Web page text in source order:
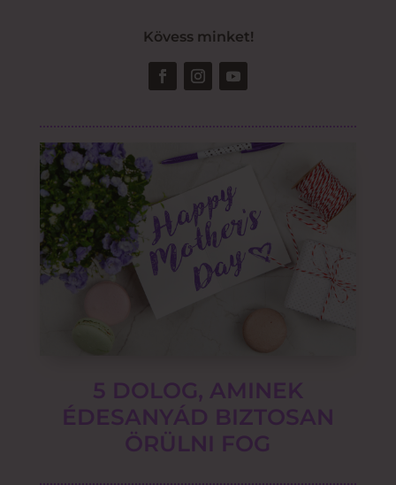
Kövess minket!
5 DOLOG, AMINEK
ÉDESANYÁD BIZTOSAN
ÖRÜLNI FOG